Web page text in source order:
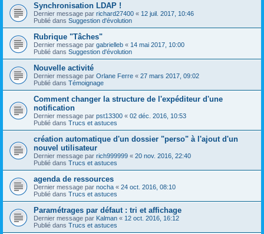
Synchronisation LDAP !
Dernier message par richard27400 « 12 juil. 2017, 10:46
Publié dans Suggestion d'évolution
Rubrique "Tâches"
Dernier message par gabrielleb « 14 mai 2017, 10:00
Publié dans Suggestion d'évolution
Nouvelle activité
Dernier message par Orlane Ferre « 27 mars 2017, 09:02
Publié dans Témoignage
Comment changer la structure de l'expéditeur d'une
notification
Dernier message par pst13300 « 02 déc. 2016, 10:53
Publié dans Trucs et astuces
création automatique d'un dossier "perso" à l'ajout d'un
nouvel utilisateur
Dernier message par rich999999 « 20 nov. 2016, 22:40
Publié dans Trucs et astuces
agenda de ressources
Dernier message par nocha « 24 oct. 2016, 08:10
Publié dans Trucs et astuces
Paramétrages par défaut : tri et affichage
Dernier message par Kalman « 12 oct. 2016, 16:12
Publié dans Trucs et astuces